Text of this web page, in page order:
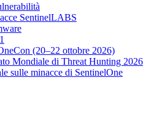
SentinelLABS
(20–22 ottobre 2026)
Mondiale di Threat Hunting 2026
sulle minacce di SentinelOne